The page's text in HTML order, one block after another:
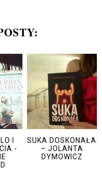
I
-
SUKA DOSKONAŁA
– JOLANTA
DYMOWICZ